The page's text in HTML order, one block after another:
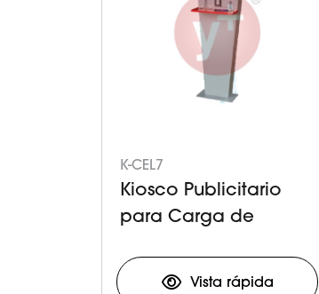
K-CEL7
Kiosco Publicitario
para Carga de
Vista rápida